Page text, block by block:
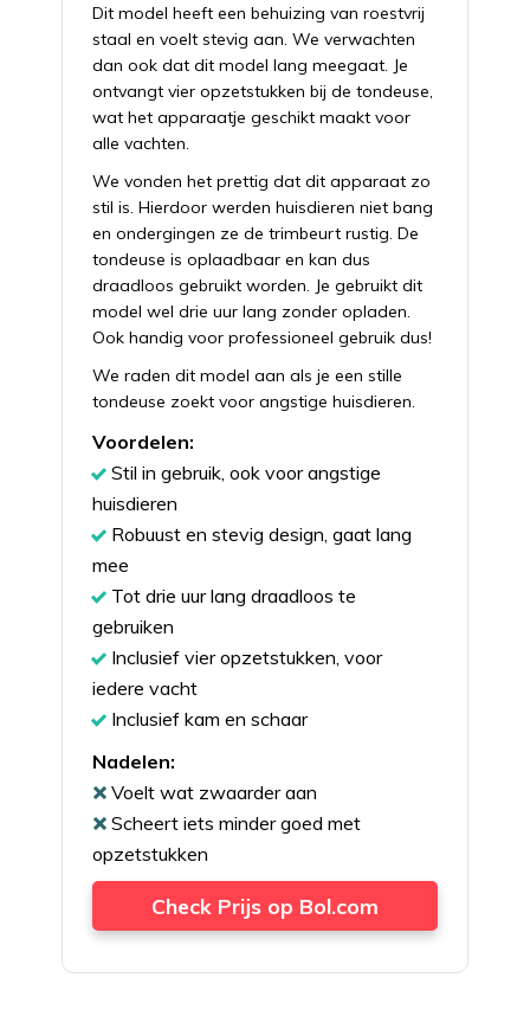
Dit model heeft een behuizing van roestvrij
staal en voelt stevig aan. We verwachten
dan ook dat dit model lang meegaat. Je
ontvangt vier opzetstukken bij de tondeuse,
wat het apparaatje geschikt maakt voor
alle vachten.
We vonden het prettig dat dit apparaat zo
stil is. Hierdoor werden huisdieren niet bang
en ondergingen ze de trimbeurt rustig. De
tondeuse is oplaadbaar en kan dus
draadloos gebruikt worden. Je gebruikt dit
model wel drie uur lang zonder opladen.
Ook handig voor professioneel gebruik dus!
We raden dit model aan als je een stille
tondeuse zoekt voor angstige huisdieren.
Voordelen:
Stil in gebruik, ook voor angstige
huisdieren
Robuust en stevig design, gaat lang
mee
Tot drie uur lang draadloos te
gebruiken
Inclusief vier opzetstukken, voor
iedere vacht
Inclusief kam en schaar
Nadelen:
Voelt wat zwaarder aan
Scheert iets minder goed met
opzetstukken
Check Prijs op Bol.com